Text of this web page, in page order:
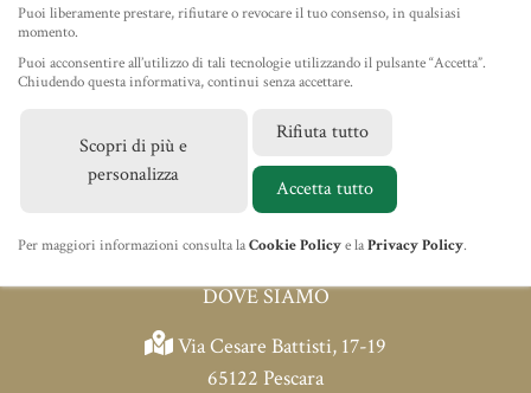
GIOIELLERIA
IL NEGOZIO
NEWS
CONTATTI
Chiuso per ferie dal 10 al 16 Agosto 2026
CONTATTI
+39 085 4212354
info@antonioseta.it
DOVE SIAMO
Via Cesare Battisti, 17-19
65122 Pescara
Puoi liberamente prestare, rifiutare o revocare il tuo consenso, in qualsiasi
momento.
Puoi acconsentire all’utilizzo di tali tecnologie utilizzando il pulsante “Accetta”.
Chiudendo questa informativa, continui senza accettare.
Scopri di più e
personalizza
Rifiuta tutto
Accetta tutto
Per maggiori informazioni consulta laCookie Policye laPrivacy Policy.